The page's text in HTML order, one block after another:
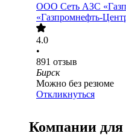
ООО Сеть АЗС
«Газпромнефть-
4.0
•
891 отзыв
Бирск
Можно без резюме
Откликнуться
Компании для